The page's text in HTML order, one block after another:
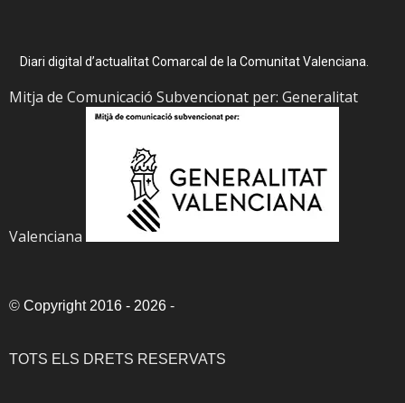
Diari digital d’actualitat Comarcal de la Comunitat Valenciana.
Mitja de Comunicació Subvencionat per: Generalitat
Valenciana
© Copyright 2016 - 2026 -
TOTS ELS DRETS RESERVATS